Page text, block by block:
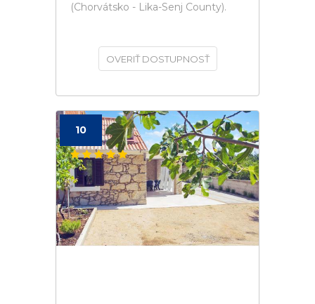
(Chorvátsko - Lika-Senj County).
OVERIŤ DOSTUPNOSŤ
10